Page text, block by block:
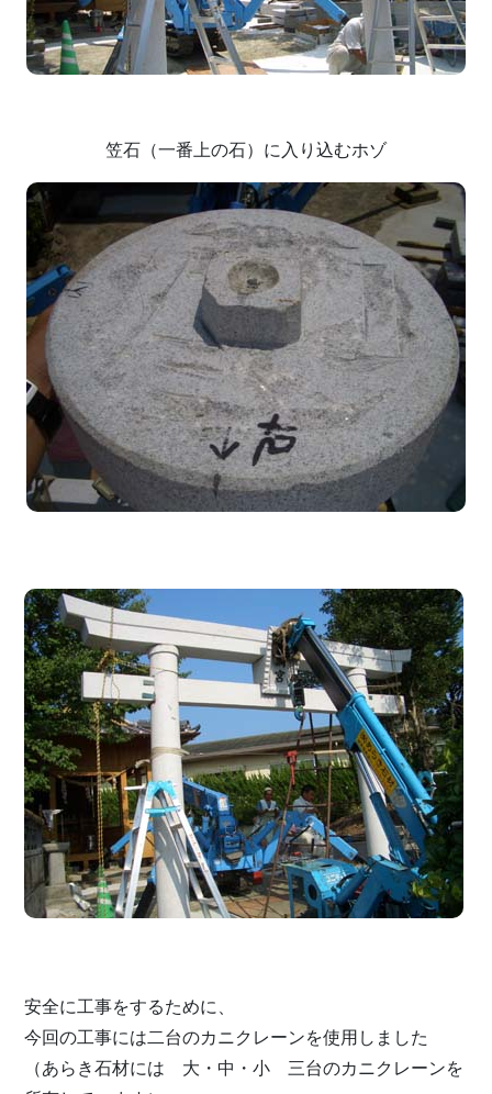
笠石（一番上の石）に入り込むホゾ
安全に工事をするために、
今回の工事には二台のカニクレーンを使用しました
（あらき石材には 大・中・小 三台のカニクレーンを